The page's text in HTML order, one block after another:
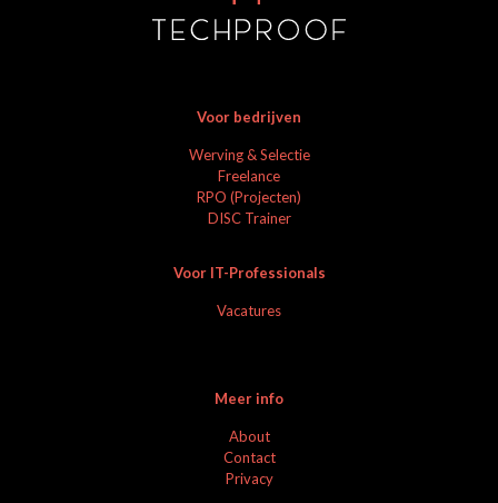
Voor bedrijven
Werving & Selectie
Freelance
RPO (Projecten)
DISC Trainer
Voor IT-Professionals
Vacatures
Meer info
About
Contact
Privacy